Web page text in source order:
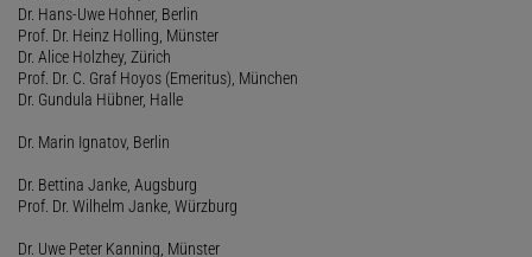
Dr. Hans-Uwe Hohner, Berlin
Prof. Dr. Heinz Holling, Münster
Dr. Alice Holzhey, Zürich
Prof. Dr. C. Graf Hoyos (Emeritus), München
Dr. Gundula Hübner, Halle
Dr. Marin Ignatov, Berlin
Dr. Bettina Janke, Augsburg
Prof. Dr. Wilhelm Janke, Würzburg
Dr. Uwe Peter Kanning, Münster